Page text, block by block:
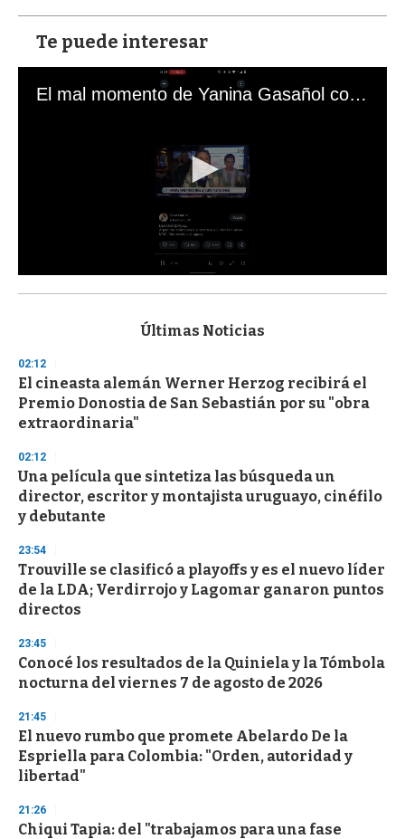
Te puede interesar
El mal momento de Yanina Gasañol con un hincha argentino en "Subrayado"
s
d
s
o
f
3
s
e
c
o
n
d
Últimas Noticias
02:12
El cineasta alemán Werner Herzog recibirá el
Premio Donostia de San Sebastián por su "obra
extraordinaria"
02:12
Una película que sintetiza las búsqueda un
director, escritor y montajista uruguayo, cinéfilo
y debutante
23:54
Trouville se clasificó a playoffs y es el nuevo líder
de la LDA; Verdirrojo y Lagomar ganaron puntos
directos
23:45
Conocé los resultados de la Quiniela y la Tómbola
nocturna del viernes 7 de agosto de 2026
21:45
El nuevo rumbo que promete Abelardo De la
Espriella para Colombia: "Orden, autoridad y
libertad"
21:26
Chiqui Tapia: del "trabajamos para una fase